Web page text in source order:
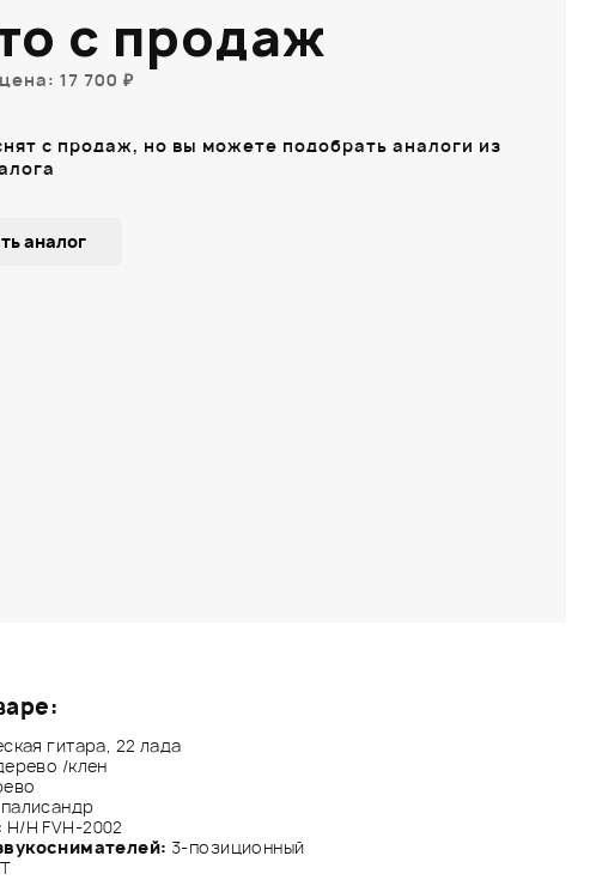
гитара, 22 лада
/клен
палисандр
Н/Н FVH-2002
3-позиционный
с продаж
17 700 ₽
с продаж, но вы можете подобрать аналоги из
аналог